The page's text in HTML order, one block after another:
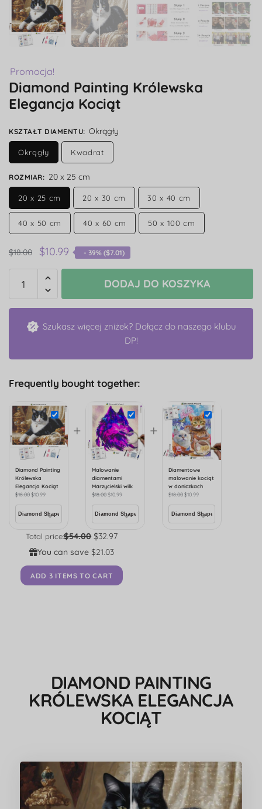
Promocja!
Diamond Painting Królewska
Elegancja Kociąt
KSZTAŁT DIAMENTU: Okrągły
Okrągły Kwadrat
ROZMIAR: 20 x 25 cm
20 x 25 cm 20 x 30 cm 30 x 40 cm
40 x 50 cm 40 x 60 cm 50 x 100 cm
$18.00 $10.99 - 39% ($7.01)
DODAJ DO KOSZYKA
Szukasz więcej zniżek? Dołącz do naszego klubu
DP!
Frequently bought together:
Diamond Painting
Królewska
Elegancja Kociąt
$18.00$10.99
+
Malowanie
diamentami
Marzycielski wilk
$18.00$10.99
+
Diamentowe
malowanie kociąt
w doniczkach
$18.00$10.99
Total price:$54.00 $32.97
You can save$21.03
ADD 3 ITEMS TO CART
DIAMOND PAINTING
KRÓLEWSKA ELEGANCJA
KOCIĄT